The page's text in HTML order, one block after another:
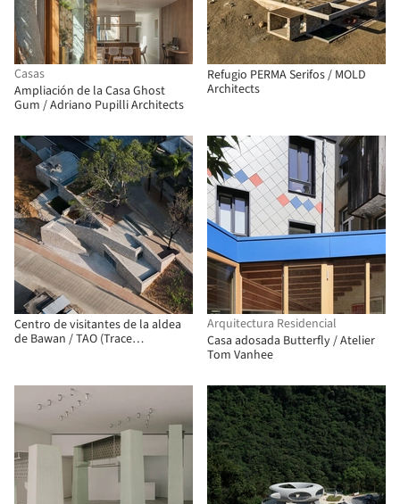
Casas
Ampliación de la Casa Ghost
Gum / Adriano Pupilli Architects
Refugio PERMA Serifos / MOLD
Architects
Centro de visitantes de la aldea
de Bawan / TAO (Trace
Arquitectura Residencial
Casa adosada Butterfly / Atelier
Tom Vanhee